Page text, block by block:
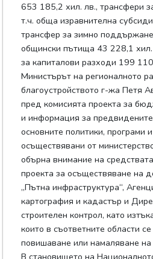
653 185,2 хил. лв., трансфери
т.ч. обща изравнителна
трансфер за зимно
общински пътища 43 228,1
за капиталови разходи 199
Министърът на регионалното
благоустройството г-жа Петя
пред комисията проекта за
и информация за
основните политики, програми
осъществявани от
обърна внимание на
проекта за осъществяване на
„Пътна инфраструктура“,
картография и кадастър и
строителен контрол, като
които в съответните области
повишаване или намаляване